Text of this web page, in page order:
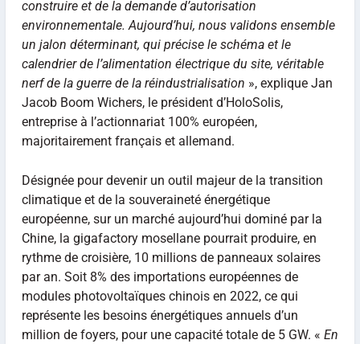
construire et de la demande d’autorisation
environnementale. Aujourd’hui, nous validons ensemble
un jalon déterminant, qui précise le schéma et le
calendrier de l’alimentation électrique du site, véritable
nerf de la guerre de la réindustrialisation », explique Jan
Jacob Boom Wichers, le président d’HoloSolis,
entreprise à l’actionnariat 100% européen,
majoritairement français et allemand.
Désignée pour devenir un outil majeur de la transition
climatique et de la souveraineté énergétique
européenne, sur un marché aujourd’hui dominé par la
Chine, la gigafactory mosellane pourrait produire, en
rythme de croisière, 10 millions de panneaux solaires
par an. Soit 8% des importations européennes de
modules photovoltaïques chinois en 2022, ce qui
représente les besoins énergétiques annuels d’un
million de foyers, pour une capacité totale de 5 GW. « En